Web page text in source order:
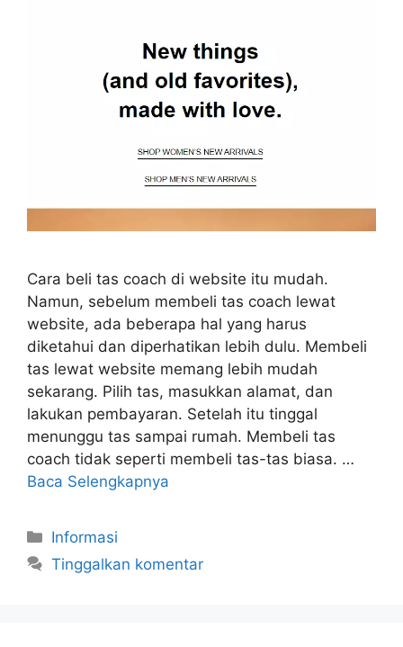
Cara beli tas coach di website itu mudah.
Namun, sebelum membeli tas coach lewat
website, ada beberapa hal yang harus
diketahui dan diperhatikan lebih dulu. Membeli
tas lewat website memang lebih mudah
sekarang. Pilih tas, masukkan alamat, dan
lakukan pembayaran. Setelah itu tinggal
menunggu tas sampai rumah. Membeli tas
coach tidak seperti membeli tas-tas biasa. …
Baca Selengkapnya
Kategori
Informasi
Tinggalkan komentar